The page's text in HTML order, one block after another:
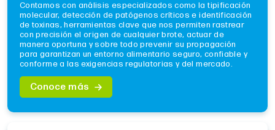
Contamos con análisis especializados como la tipificación
molecular, detección de patógenos críticos e identificación
de toxinas, herramientas clave que nos permiten rastrear
con precisión el origen de cualquier brote, actuar de
manera oportuna y sobre todo prevenir su propagación
para garantizan un entorno alimentario seguro, confiable y
conforme a las exigencias regulatorias y del mercado.
Conoce más